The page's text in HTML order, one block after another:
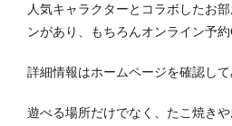
人気キャラクターとコラボしたお
ンがあり、もちろんオンライン予約
詳細情報はホームページを確認して
遊べる場所だけでなく、たこ焼き